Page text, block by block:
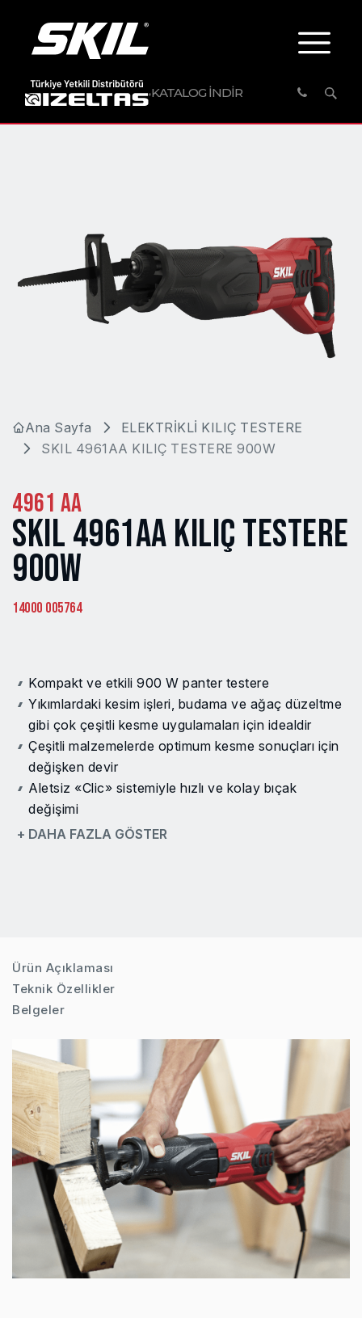
KATALOG İNDİR
Ana Sayfa
ELEKTRİKLİ KILIÇ TESTERE
SKIL 4961AA KILIÇ TESTERE 900W
4961 AA
SKIL 4961AA KILIÇ TESTERE
900W
14000 005764
Kompakt ve etkili 900 W panter testere
Yıkımlardaki kesim işleri, budama ve ağaç düzeltme
gibi çok çeşitli kesme uygulamaları için idealdir
Çeşitli malzemelerde optimum kesme sonuçları için
değişken devir
Aletsiz «Clic» sistemiyle hızlı ve kolay bıçak
değişimi
Düşük titreşim için karşı ağırlık dengeleme sistemi
+ DAHA FAZLA GÖSTER
Ürün Açıklaması
Teknik Özellikler
Belgeler